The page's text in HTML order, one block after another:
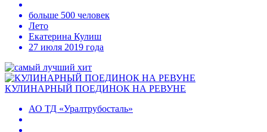
больше 500 человек
Лето
Екатерина Кулиш
27 июля 2019 года
КУЛИНАРНЫЙ ПОЕДИНОК НА РЕВУНЕ
АО ТД «Уралтрубосталь»